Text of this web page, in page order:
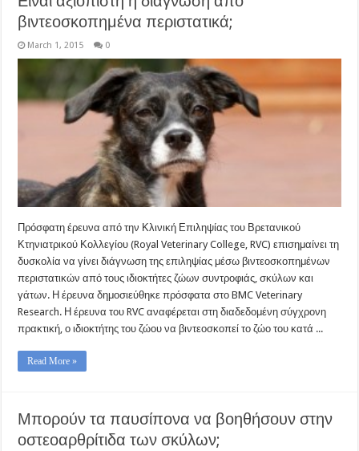
βιντεοσκοπημένα περιστατικά;
March 1, 2015 0
Πρόσφατη έρευνα από την Κλινική Επιληψίας του Βρετανικού
Κτηνιατρικού Κολλεγίου (Royal Veterinary College, RVC) επισημαίνει τη
δυσκολία να γίνει διάγνωση της επιληψίας μέσω βιντεοσκοπημένων
περιστατικών από τους ιδιοκτήτες ζώων συντροφιάς, σκύλων και
γάτων. Η έρευνα δημοσιεύθηκε πρόσφατα στο BMC Veterinary
Research. Η έρευνα του RVC αναφέρεται στη διαδεδομένη σύγχρονη
πρακτική, ο ιδιοκτήτης του ζώου να βιντεοσκοπεί το ζώο του κατά ...
Read More »
Μπορούν τα παυσίπονα να βοηθήσουν στην
οστεοαρθρίτιδα των σκύλων;